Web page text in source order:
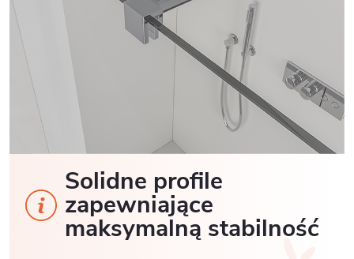
Solidne profile
zapewniające
maksymalną stabilność